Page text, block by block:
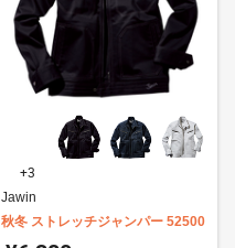
+3
Jawin
秋冬 ストレッチジャンパー 52500